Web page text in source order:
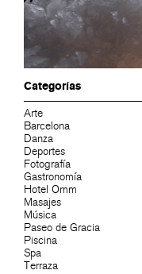
Categorías
Arte
Barcelona
Danza
Deportes
Fotografía
Gastronomía
Hotel Omm
Masajes
Música
Paseo de Gracia
Piscina
Spa
Terraza